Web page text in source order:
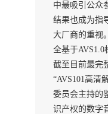
中最吸引公众
结果也成为指
大厂商的重视
全基于AVS1.0
截至目前最完
“AVS101高清
委员会主持的
识产权的数字